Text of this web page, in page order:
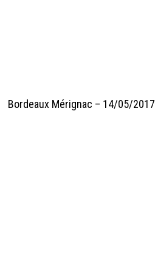
Bordeaux Mérignac – 14/05/2017